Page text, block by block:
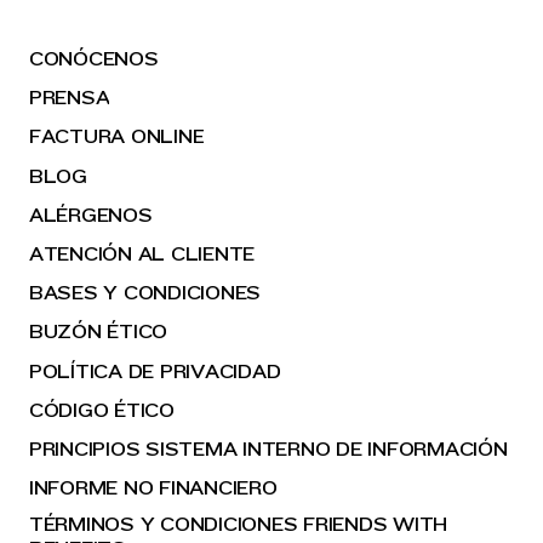
CONÓCENOS
PRENSA
FACTURA ONLINE
BLOG
ALÉRGENOS
ATENCIÓN AL CLIENTE
BASES Y CONDICIONES
BUZÓN ÉTICO
POLÍTICA DE PRIVACIDAD
CÓDIGO ÉTICO
PRINCIPIOS SISTEMA INTERNO DE INFORMACIÓN
INFORME NO FINANCIERO
TÉRMINOS Y CONDICIONES FRIENDS WITH